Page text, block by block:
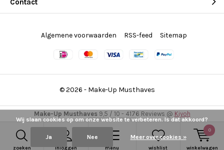
zoeken inloggen menu wishlist winkelwagen
0
© 2026 - Make-Up Musthaves
Algemene voorwaarden RSS-feed Sitemap
Make-Up Musthaves9,5 / 10 - 4176 Reviews @ Kiyoh
Wij slaan cookies op om onze website te verbeteren. Is dat akkoord?
Ja Nee Meer over cookies »